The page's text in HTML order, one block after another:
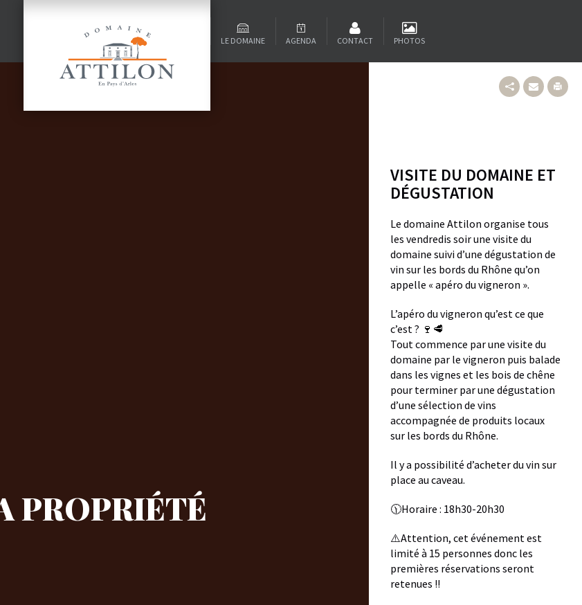
LE DOMAINE AGENDA CONTACT PHOTOS
PROPRIÉTÉ
VISITE DU DOMAINE ET
DÉGUSTATION
Le domaine Attilon organise tous
les vendredis soir une visite du
domaine suivi d’une dégustation de
vin sur les bords du Rhône qu’on
appelle « apéro du vigneron ».
L’apéro du vigneron qu’est ce que
c’est ? 🍷🥩
Tout commence par une visite du
domaine par le vigneron puis balade
dans les vignes et les bois de chêne
pour terminer par une dégustation
d’une sélection de vins
accompagnée de produits locaux
sur les bords du Rhône.
Il y a possibilité d’acheter du vin sur
place au caveau.
🕦Horaire : 18h30-20h30
⚠️Attention, cet événement est
limité à 15 personnes donc les
premières réservations seront
retenues !!